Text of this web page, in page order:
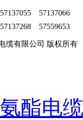
57137066
57559653
缆有限公司 版权所有
酯电缆